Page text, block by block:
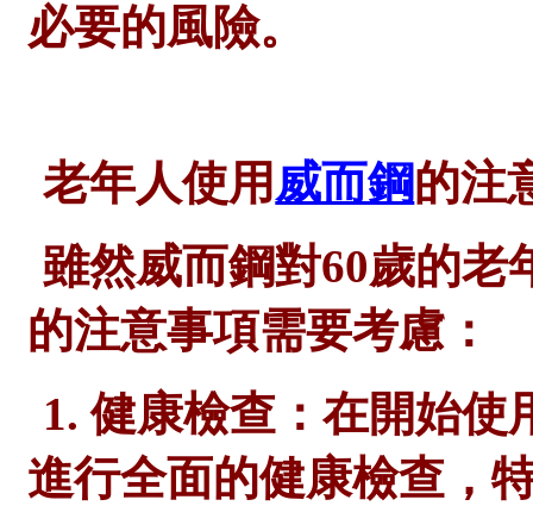
必要的風險。
老年人使用 威而鋼的注
雖然威而鋼對60歲的老
的注意事項需要考慮：
1. 健康檢查：在開始
進行全面的健康檢查，